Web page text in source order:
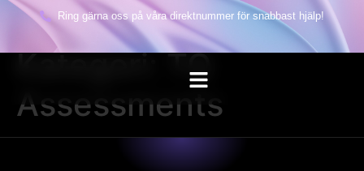
Ring gärna oss på våra direktnummer för snabbast hjälp!
Kategori:TQ
Assessments